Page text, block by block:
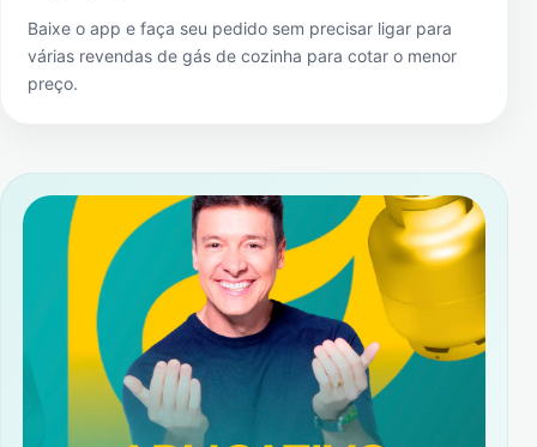
Baixe o app e faça seu pedido sem precisar ligar para
várias revendas de gás de cozinha para cotar o menor
preço.